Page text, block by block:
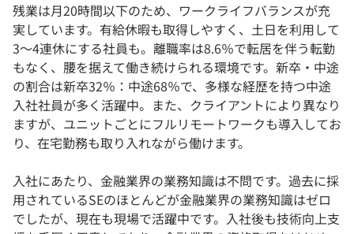
残業は月20時間以下のため、ワークライフバランスが充
実しています。有給休暇も取得しやすく、土日を利用して
3〜4連休にする社員も。離職率は8.6％で転居を伴う転勤
もなく、腰を据えて働き続けられる環境です。新卒・中途
の割合は新卒32％：中途68％で、多様な経歴を持つ中途
入社社員が多く活躍中。また、クライアントにより異なり
ますが、ユニットごとにフルリモートワークも導入してお
り、在宅勤務も取り入れながら働けます。
入社にあたり、金融業界の業務知識は不問です。過去に採
用されているSEのほとんどが金融業界の業務知識はゼロ
でしたが、現在も現場で活躍中です。入社後も技術向上支